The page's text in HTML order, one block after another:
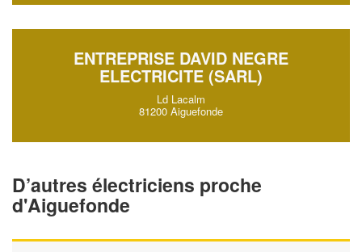
ENTREPRISE DAVID NEGRE
ELECTRICITE (SARL)
Ld Lacalm
81200 Aiguefonde
D’autres électriciens proche
d'Aiguefonde